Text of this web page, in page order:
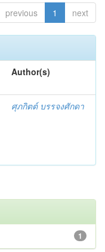
previous 1 next
Author(s)
ศุภกิตต์ บรรจงศักดา
1